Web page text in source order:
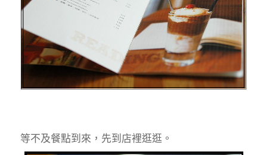
等不及餐點到來，先到店裡逛逛。